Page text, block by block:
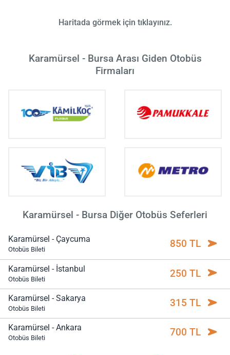
Haritada görmek için tıklayınız.
Karamürsel - Bursa Arası Giden Otobüs
Firmaları
Karamürsel - Bursa Diğer Otobüs Seferleri
Karamürsel - Çaycuma
Otobüs Bileti 850 TL
Karamürsel - İstanbul
Otobüs Bileti 250 TL
Karamürsel - Sakarya
Otobüs Bileti 315 TL
Karamürsel - Ankara
Otobüs Bileti 700 TL